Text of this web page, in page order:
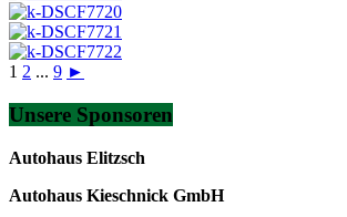
1 2 ... 9 ►
Unsere Sponsoren
Autohaus Elitzsch
Autohaus Kieschnick GmbH